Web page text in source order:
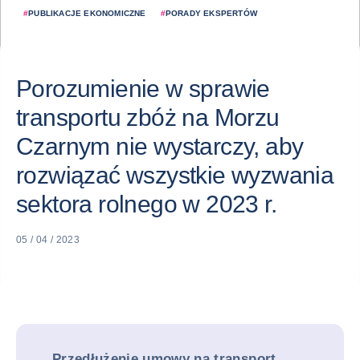
#PUBLIKACJE EKONOMICZNE #PORADY EKSPERTÓW
Porozumienie w sprawie
transportu zbóż na Morzu
Czarnym nie wystarczy, aby
rozwiązać wszystkie wyzwania
sektora rolnego w 2023 r.
05 / 04 / 2023